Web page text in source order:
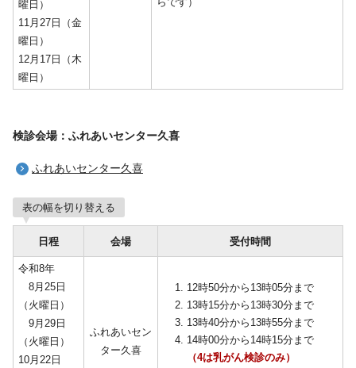
曜日）
11月27日（金
曜日）
12月17日（木
曜日）
検診会場：ふれあいセンター久喜
ふれあいセンター久喜
表の幅を切り替える
日程 会場 受付時間
令和8年
8月25日
（火曜日）
9月29日
（火曜日）
10月22日
ふれあいセン
ター久喜
12時50分から13時05分まで
13時15分から13時30分まで
13時40分から13時55分まで
14時00分から14時15分まで
（4は乳がん検診のみ）